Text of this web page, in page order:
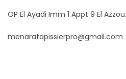
OP El Ayadi Imm 1 Appt 9 El
menaratapissierpro@gmail.com